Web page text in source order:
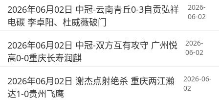
2026年06月02日 中冠-云南青丘0-3自贡弘祥
电碳 李卓阳、杜威薇破门
2026-
06-02
2026年06月02日 中冠-双方互有攻守 广州悦
高0-0重庆长寿润麒
2026-
06-02
2026年06月02日 谢杰点射绝杀 重庆两江瀚
达1-0贵州飞鹰
2026-06-
02